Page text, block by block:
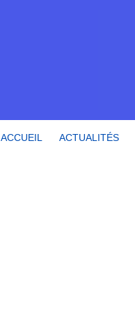
ACCUEIL ACTUALITÉS